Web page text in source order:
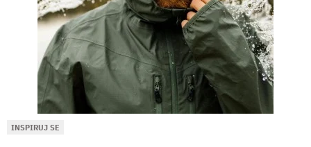
INSPIRUJ SE